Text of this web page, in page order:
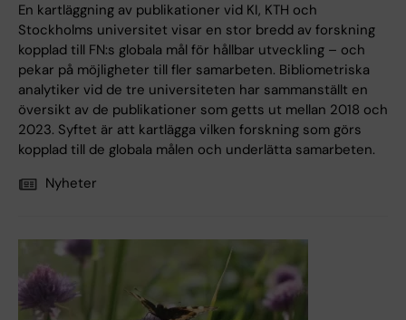
En kartläggning av publikationer vid KI, KTH och
Stockholms universitet visar en stor bredd av forskning
kopplad till FN:s globala mål för hållbar utveckling – och
pekar på möjligheter till fler samarbeten. Bibliometriska
analytiker vid de tre universiteten har sammanställt en
översikt av de publikationer som getts ut mellan 2018 och
2023. Syftet är att kartlägga vilken forskning som görs
kopplad till de globala målen och underlätta samarbeten.
Nyheter